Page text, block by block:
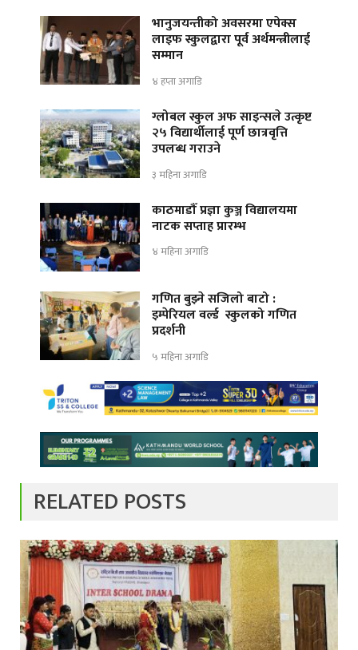
भानुजयन्तीको अवसरमा एपेक्स
लाइफ स्कुलद्वारा पूर्व अर्थमन्त्रीलाई
सम्मान
४ हप्ता अगाडि
ग्लोबल स्कुल अफ साइन्सले उत्कृष्ट
२५ विद्यार्थीलाई पूर्ण छात्रवृत्ति
उपलब्ध गराउने
३ महिना अगाडि
काठमाडौँ प्रज्ञा कुञ्ज विद्यालयमा
नाटक सप्ताह प्रारम्भ
४ महिना अगाडि
गणित बुझ्ने सजिलो बाटो :
इम्पेरियल वर्ल्ड स्कुलको गणित
प्रदर्शनी
५ महिना अगाडि
RELATED POSTS